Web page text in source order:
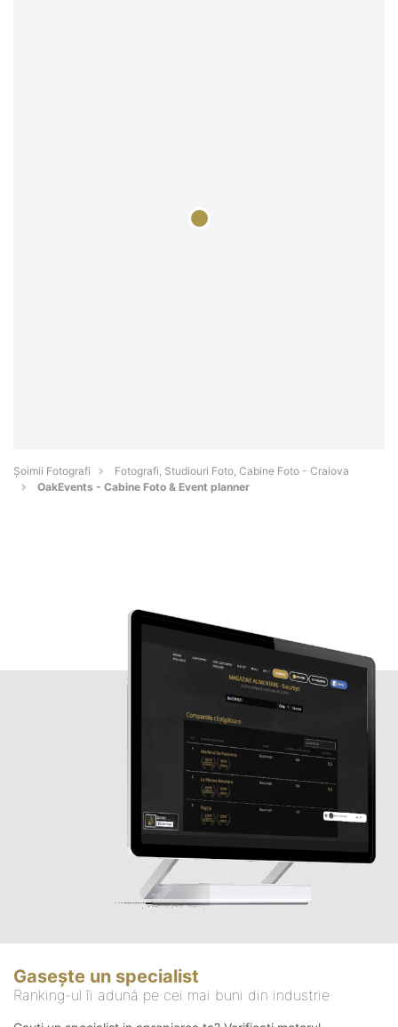
Șoimii Fotografi
Fotografi, Studiouri Foto, Cabine Foto - Craiova
OakEvents - Cabine Foto & Event planner
Gasește un specialist
Ranking-ul îi adună pe cei mai buni din industrie